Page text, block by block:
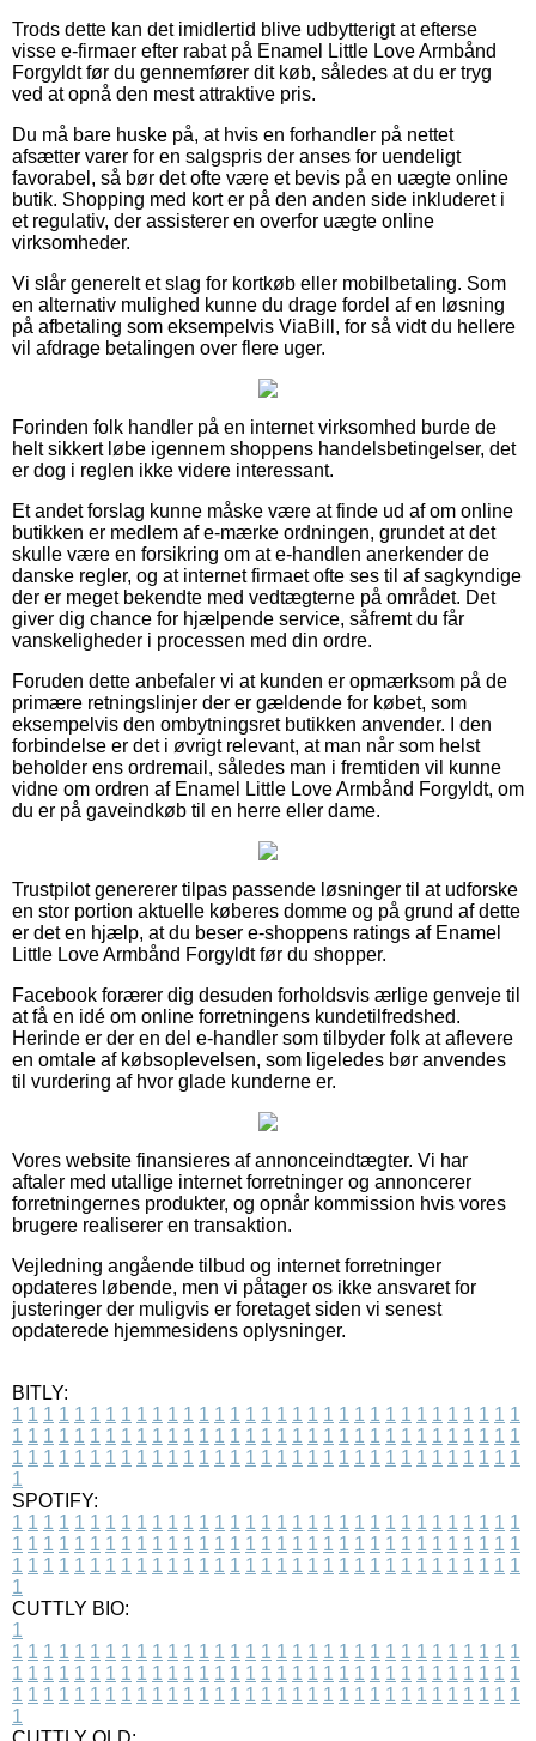
Trods dette kan det imidlertid blive udbytterigt at efterse
visse e-firmaer efter rabat på Enamel Little Love Armbånd
Forgyldt før du gennemfører dit køb, således at du er tryg
ved at opnå den mest attraktive pris.
Du må bare huske på, at hvis en forhandler på nettet
afsætter varer for en salgspris der anses for uendeligt
favorabel, så bør det ofte være et bevis på en uægte online
butik. Shopping med kort er på den anden side inkluderet i
et regulativ, der assisterer en overfor uægte online
virksomheder.
Vi slår generelt et slag for kortkøb eller mobilbetaling. Som
en alternativ mulighed kunne du drage fordel af en løsning
på afbetaling som eksempelvis ViaBill, for så vidt du hellere
vil afdrage betalingen over flere uger.
Forinden folk handler på en internet virksomhed burde de
helt sikkert løbe igennem shoppens handelsbetingelser, det
er dog i reglen ikke videre interessant.
Et andet forslag kunne måske være at finde ud af om online
butikken er medlem af e-mærke ordningen, grundet at det
skulle være en forsikring om at e-handlen anerkender de
danske regler, og at internet firmaet ofte ses til af sagkyndige
der er meget bekendte med vedtægterne på området. Det
giver dig chance for hjælpende service, såfremt du får
vanskeligheder i processen med din ordre.
Foruden dette anbefaler vi at kunden er opmærksom på de
primære retningslinjer der er gældende for købet, som
eksempelvis den ombytningsret butikken anvender. I den
forbindelse er det i øvrigt relevant, at man når som helst
beholder ens ordremail, således man i fremtiden vil kunne
vidne om ordren af Enamel Little Love Armbånd Forgyldt, om
du er på gaveindkøb til en herre eller dame.
Trustpilot genererer tilpas passende løsninger til at udforske
en stor portion aktuelle køberes domme og på grund af dette
er det en hjælp, at du beser e-shoppens ratings af Enamel
Little Love Armbånd Forgyldt før du shopper.
Facebook forærer dig desuden forholdsvis ærlige genveje til
at få en idé om online forretningens kundetilfredshed.
Herinde er der en del e-handler som tilbyder folk at aflevere
en omtale af købsoplevelsen, som ligeledes bør anvendes
til vurdering af hvor glade kunderne er.
Vores website finansieres af annonceindtægter. Vi har
aftaler med utallige internet forretninger og annoncerer
forretningernes produkter, og opnår kommission hvis vores
brugere realiserer en transaktion.
Vejledning angående tilbud og internet forretninger
opdateres løbende, men vi påtager os ikke ansvaret for
justeringer der muligvis er foretaget siden vi senest
opdaterede hjemmesidens oplysninger.
BITLY:
1 1 1 1 1 1 1 1 1 1 1 1 1 1 1 1 1 1 1 1 1 1 1 1 1 1 1 1 1 1 1 1 1
1 1 1 1 1 1 1 1 1 1 1 1 1 1 1 1 1 1 1 1 1 1 1 1 1 1 1 1 1 1 1 1 1
1 1 1 1 1 1 1 1 1 1 1 1 1 1 1 1 1 1 1 1 1 1 1 1 1 1 1 1 1 1 1 1 1
1
SPOTIFY:
1 1 1 1 1 1 1 1 1 1 1 1 1 1 1 1 1 1 1 1 1 1 1 1 1 1 1 1 1 1 1 1 1
1 1 1 1 1 1 1 1 1 1 1 1 1 1 1 1 1 1 1 1 1 1 1 1 1 1 1 1 1 1 1 1 1
1 1 1 1 1 1 1 1 1 1 1 1 1 1 1 1 1 1 1 1 1 1 1 1 1 1 1 1 1 1 1 1 1
1
CUTTLY BIO:
1
1 1 1 1 1 1 1 1 1 1 1 1 1 1 1 1 1 1 1 1 1 1 1 1 1 1 1 1 1 1 1 1 1
1 1 1 1 1 1 1 1 1 1 1 1 1 1 1 1 1 1 1 1 1 1 1 1 1 1 1 1 1 1 1 1 1
1 1 1 1 1 1 1 1 1 1 1 1 1 1 1 1 1 1 1 1 1 1 1 1 1 1 1 1 1 1 1 1 1
1